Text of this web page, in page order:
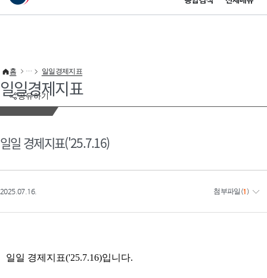
이 누리집은 대한민국 공식 전자정부 누리집입니다.
공유하기
홈 일일경제지표
일일경제지표
일일 경제지표('25.7.16)
2025.07.16. 첨부파일 (1)